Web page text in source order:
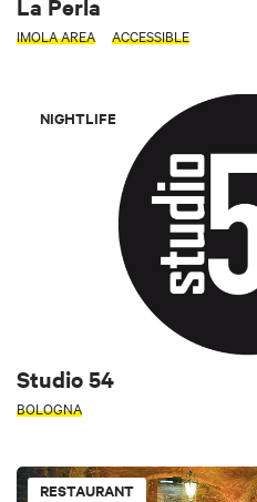
La Perla
IMOLA AREA ACCESSIBLE
NIGHTLIFE
Studio 54
BOLOGNA
RESTAURANT